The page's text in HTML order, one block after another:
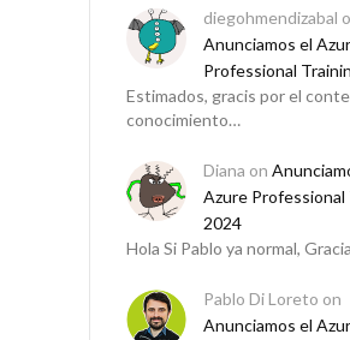
diegohmendizabal
Anunciamos el
Professional
Estimados, gracis por el
conocimiento…
Diana on
Azure Professional
2024
Hola Si Pablo ya normal,
Pablo Di Loreto on
Anunciamos el